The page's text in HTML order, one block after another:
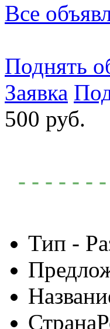
Все
Поднять
Заявка
500 руб.
- - - - - -
Тип -
Страна